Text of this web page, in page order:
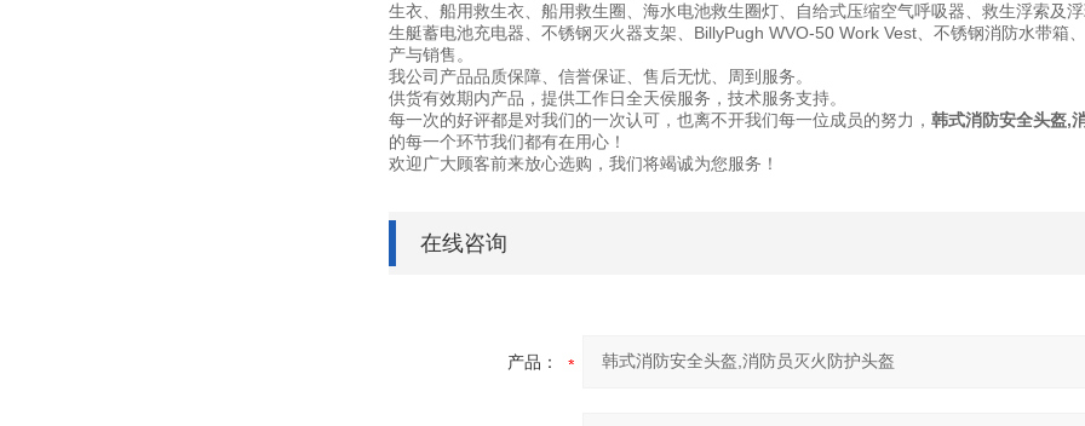
生衣、船用救生衣、船用救生圈、海水电池救生圈灯、自给式压缩空气呼吸器、救生浮索及
生艇蓄电池充电器、不锈钢灭火器支架、BillyPugh WVO-50 Work Vest、不锈钢消防水带
产与销售。
我公司产品品质保障、信誉保证、售后无忧、周到服务。
供货有效期内产品，提供工作日全天侯服务，技术服务支持。
每一次的好评都是对我们的一次认可，也离不开我们每一位成员的努力， 韩式消防安全头盔,
的每一个环节我们都有在用心！
欢迎广大顾客前来放心选购，我们将竭诚为您服务！
在线咨询
产品：